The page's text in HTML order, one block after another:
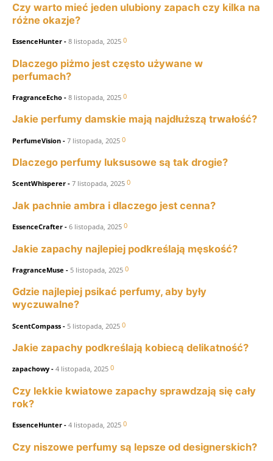
Czy warto mieć jeden ulubiony zapach czy kilka na
różne okazje?
EssenceHunter - 8 listopada, 2025 0
Dlaczego piżmo jest często używane w
perfumach?
FragranceEcho - 8 listopada, 2025 0
Jakie perfumy damskie mają najdłuższą trwałość?
PerfumeVision - 7 listopada, 2025 0
Dlaczego perfumy luksusowe są tak drogie?
ScentWhisperer - 7 listopada, 2025 0
Jak pachnie ambra i dlaczego jest cenna?
EssenceCrafter - 6 listopada, 2025 0
Jakie zapachy najlepiej podkreślają męskość?
FragranceMuse - 5 listopada, 2025 0
Gdzie najlepiej psikać perfumy, aby były
wyczuwalne?
ScentCompass - 5 listopada, 2025 0
Jakie zapachy podkreślają kobiecą delikatność?
zapachowy - 4 listopada, 2025 0
Czy lekkie kwiatowe zapachy sprawdzają się cały
rok?
EssenceHunter - 4 listopada, 2025 0
Czy niszowe perfumy są lepsze od designerskich?